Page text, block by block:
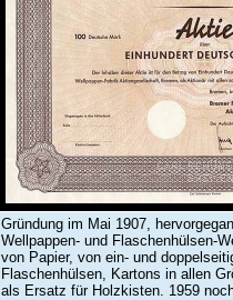
Gründung im Mai 1907,
Wellpappen- und Flaschenhülsen-
von Papier, von ein- und
Flaschenhülsen, Kartons in allen
als Ersatz für Holzkisten. 1959